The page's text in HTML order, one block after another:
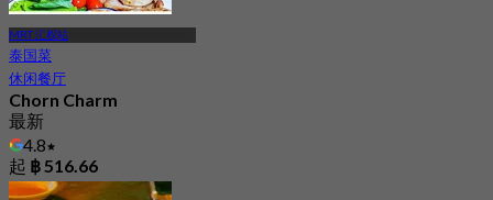
MRT 汇权站
泰国菜
休闲餐厅
Chorn Charm
最新
4.8
起 ฿ 516.66